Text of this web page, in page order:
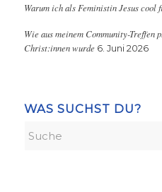
Warum ich als Feministin Jesus cool
Wie aus meinem Community-Treffen
Christ:innen wurde 6. Juni 2026
WAS SUCHST DU?